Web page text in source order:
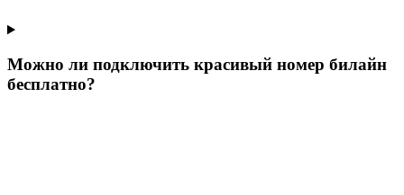
Можно ли подключить красивый номер билайн
бесплатно?